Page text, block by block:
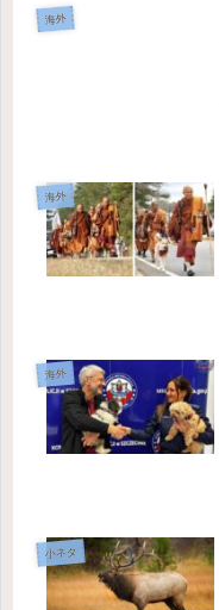
海外
海外
海外
小ネタ